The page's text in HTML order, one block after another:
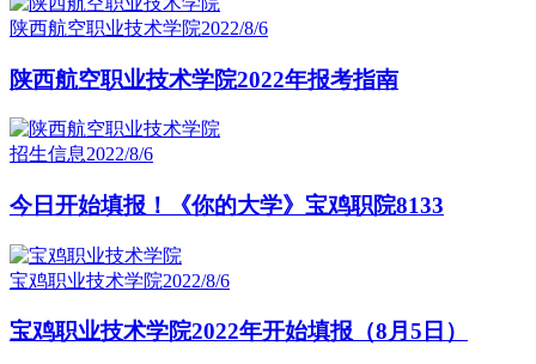
陕西航空职业技术学院2022/8/6
陕西航空职业技术学院2022年报考指南
招生信息2022/8/6
今日开始填报！《你的大学》宝鸡职院8133
宝鸡职业技术学院2022/8/6
宝鸡职业技术学院2022年开始填报（8月5日）